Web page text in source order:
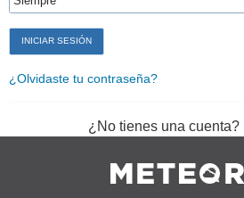
¿Olvidaste tu contraseña?
¿No tienes una cuenta?